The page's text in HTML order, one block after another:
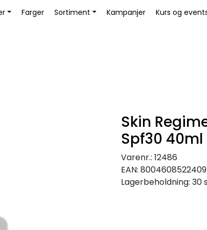
Bli Kunde / Logg inn
Farger Sortiment Kampanjer Kurs og
Skin
Spf30 40ml
Varenr.: 12486
EAN: 8004608522409
Lagerbeholdning: 30